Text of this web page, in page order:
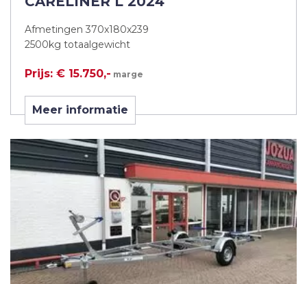
Afmetingen 370x180x239
2500kg totaalgewicht
Prijs: € 15.750,- marge
Meer informatie